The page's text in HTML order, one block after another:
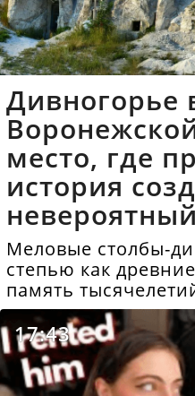
Дивногорье
место, где
история
Меловые столбы-
степью как
память
17:43